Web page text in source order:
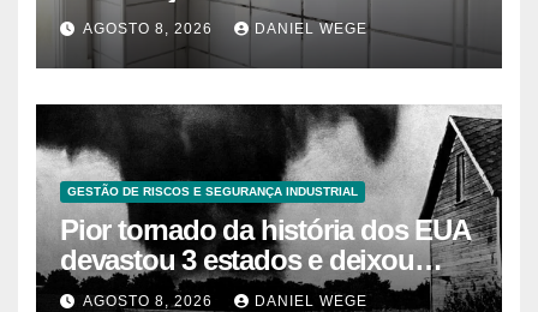
caseros efectivos
AGOSTO 8, 2026 DANIEL WEGE
GESTÃO DE RISCOS E SEGURANÇA INDUSTRIAL
Pior tornado da história dos EUA
devastou 3 estados e deixou
centenas de mortos
AGOSTO 8, 2026 DANIEL WEGE